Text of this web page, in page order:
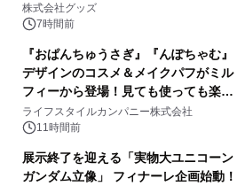
株式会社グッズ
7時間前
『おぱんちゅうさぎ』『んぽちゃむ』
デザインのコスメ＆メイクパフがミル
フィーから登場！見ても使っても楽し
い、ポップでキュートなコレクショ
ン。
ライフスタイルカンパニー株式会社
11時間前
展示終了を迎える「実物大ユニコーン
ガンダム立像」 フィナーレ企画始動！